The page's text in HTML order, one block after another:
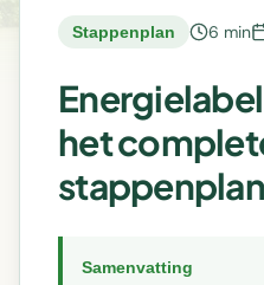
Stappenplan 6 min
het
Samenvatting